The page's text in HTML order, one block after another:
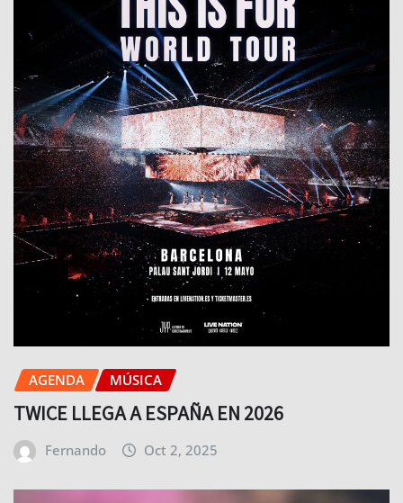
AGENDA MÚSICA
TWICE LLEGA A ESPAÑA EN 2026
Fernando Oct 2, 2025